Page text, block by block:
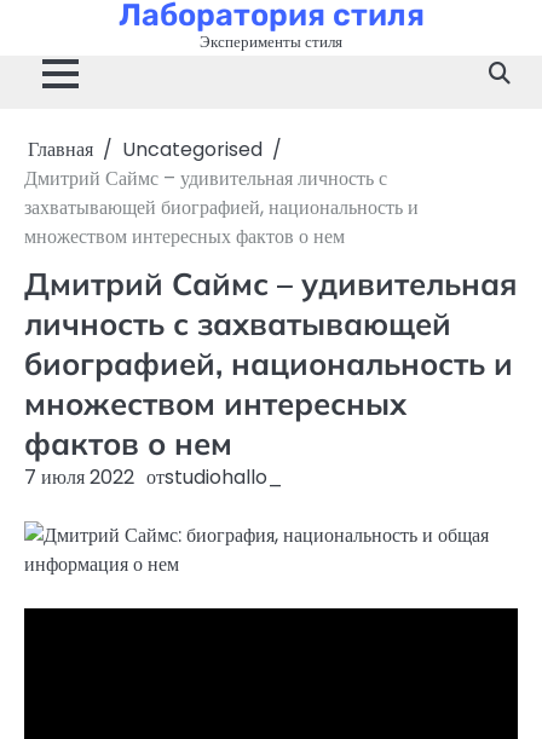
содержимому
Лаборатория стиля
Эксперименты стиля
Главная
Uncategorised
Дмитрий Саймс – удивительная личность с
захватывающей биографией, национальность и
множеством интересных фактов о нем
Дмитрий Саймс – удивительная
личность с захватывающей
биографией, национальность и
множеством интересных
фактов о нем
7 июля 2022 отstudiohallo_